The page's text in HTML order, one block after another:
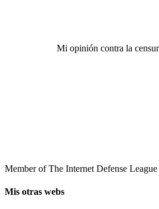
Mi opinión contra la
Member of The Internet Defense League
Mis otras webs